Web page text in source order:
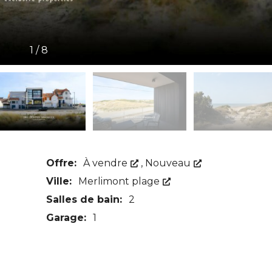
1 /8
Offre: À vendre , Nouveau
Ville:
Merlimont plage
Salles de bain: 2
Garage: 1